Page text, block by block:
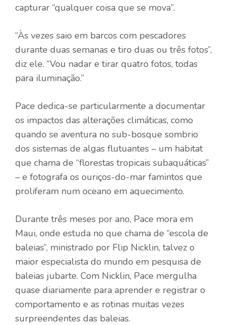
capturar “qualquer coisa que se mova”.
“Às vezes saio em barcos com pescadores
durante duas semanas e tiro duas ou três fotos”,
diz ele. “Vou nadar e tirar quatro fotos, todas
para iluminação.”
Pace dedica-se particularmente a documentar
os impactos das alterações climáticas, como
quando se aventura no sub-bosque sombrio
dos sistemas de algas flutuantes – um habitat
que chama de “florestas tropicais subaquáticas”
– e fotografa os ouriços-do-mar famintos que
proliferam num oceano em aquecimento.
Durante três meses por ano, Pace mora em
Maui, onde estuda no que chama de “escola de
baleias”, ministrado por Flip Nicklin, talvez o
maior especialista do mundo em pesquisa de
baleias jubarte. Com Nicklin, Pace mergulha
quase diariamente para aprender e registrar o
comportamento e as rotinas muitas vezes
surpreendentes das baleias.